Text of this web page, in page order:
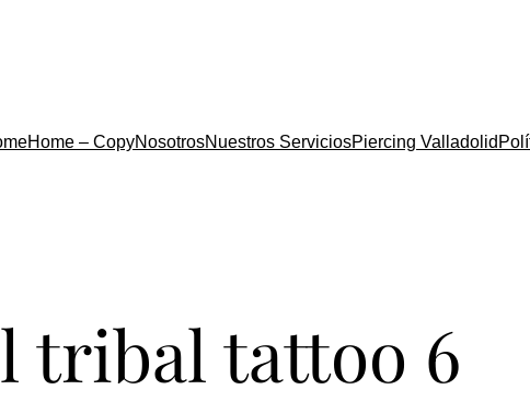
Home – CopyNosotrosNuestros ServiciosPiercing Valladolid
tribal tattoo 6